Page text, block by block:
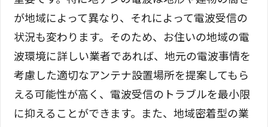
が地域によって異なり、それによって電波受信の
状況も変わります。そのため、お住いの地域の電
波環境に詳しい業者であれば、地元の電波事情を
考慮した適切なアンテナ設置場所を提案してもら
える可能性が高く、電波受信のトラブルを最小限
に抑えることができます。また、地域密着型の業